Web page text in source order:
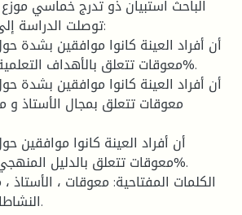
توصلت الدراسة
معوقات تتعلق بمجال الأستاذ و
الكلمات المفتاحية: معوقات ،